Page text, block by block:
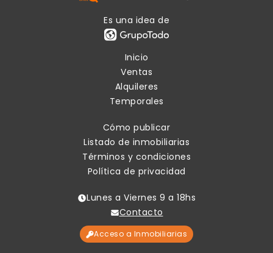
Es una idea de
Inicio
Ventas
Alquileres
Temporales
Cómo publicar
Listado de inmobiliarias
Términos y condiciones
Política de privacidad
Lunes a Viernes 9 a 18hs
Contacto
Acceso a Inmobiliarias